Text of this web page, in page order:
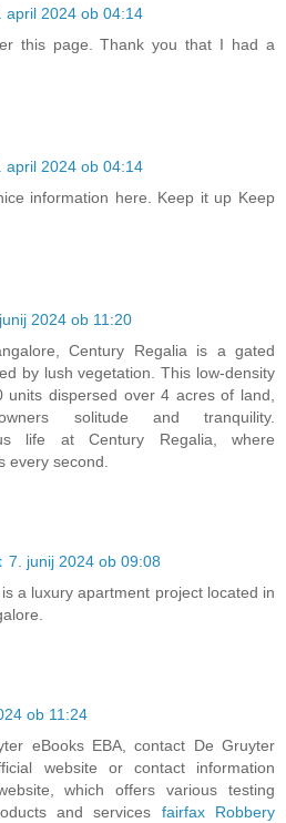
april 2024 ob 04:14
this page. Thank you that I had a
april 2024 ob 04:14
information here. Keep it up Keep
2024 ob 11:20
Century Regalia is a gated
by lush vegetation. This low-density
units dispersed over 4 acres of land,
solitude and tranquility.
life at Century Regalia, where
every second.
7. junij 2024 ob 09:08
a luxury apartment project located in
ob 11:24
eBooks EBA, contact De Gruyter
website or contact information
which offers various testing
and services fairfax Robbery